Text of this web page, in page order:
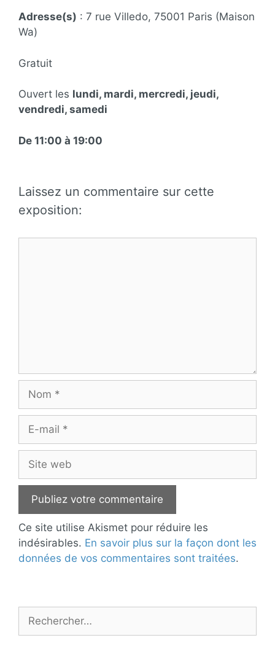
Adresse(s) : 7 rue Villedo, 75001 Paris (Maison
Wa)
Gratuit
Ouvert les lundi, mardi, mercredi, jeudi,
vendredi, samedi
De 11:00 à 19:00
Laissez un commentaire sur cette
exposition:
Nom
Site
web
Ce site utilise Akismet pour réduire les
indésirables. En savoir plus sur la façon dont les
données de vos commentaires sont traitées.